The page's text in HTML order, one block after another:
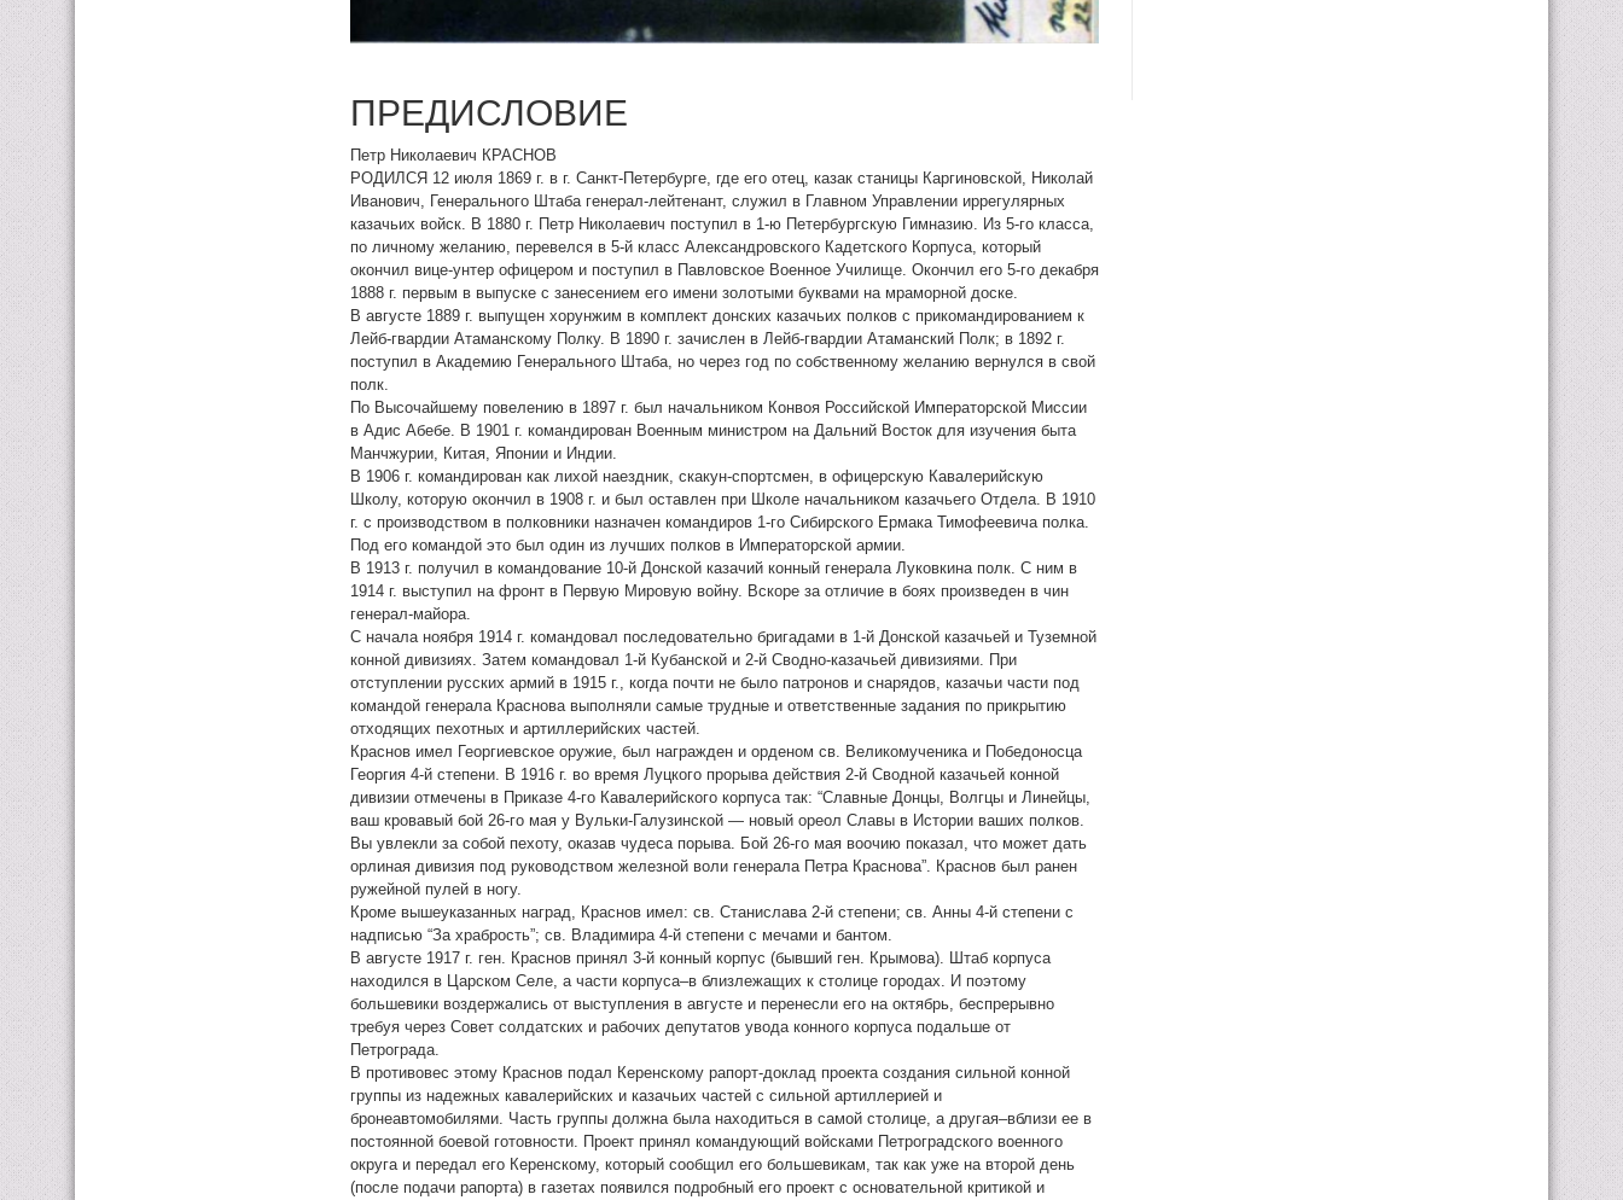
ПРЕДИСЛОВИЕ
Петр Николаевич КРАСНОВ
РОДИЛСЯ 12 июля 1869 г. в г. Санкт-Петербурге, где его отец, казак станицы Каргиновской, Николай
Иванович, Генерального Штаба генерал-лейтенант, служил в Главном Управлении иррегулярных
казачьих войск. В 1880 г. Петр Николаевич поступил в 1-ю Петербургскую Гимназию. Из 5-го класса,
по личному желанию, перевелся в 5-й класс Александровского Кадетского Корпуса, который
окончил вице-унтер офицером и поступил в Павловское Военное Училище. Окончил его 5-го декабря
1888 г. первым в выпуске с занесением его имени золотыми буквами на мраморной доске.
В августе 1889 г. выпущен хорунжим в комплект донских казачьих полков с прикомандированием к
Лейб-гвардии Атаманскому Полку. В 1890 г. зачислен в Лейб-гвардии Атаманский Полк; в 1892 г.
поступил в Академию Генерального Штаба, но через год по собственному желанию вернулся в свой
полк.
По Высочайшему повелению в 1897 г. был начальником Конвоя Российской Императорской Миссии
в Адис Абебе. В 1901 г. командирован Военным министром на Дальний Восток для изучения быта
Манчжурии, Китая, Японии и Индии.
В 1906 г. командирован как лихой наездник, скакун-спортсмен, в офицерскую Кавалерийскую
Школу, которую окончил в 1908 г. и был оставлен при Школе начальником казачьего Отдела. В 1910
г. с производством в полковники назначен командиров 1-го Сибирского Ермака Тимофеевича полка.
Под его командой это был один из лучших полков в Императорской армии.
В 1913 г. получил в командование 10-й Донской казачий конный генерала Луковкина полк. С ним в
1914 г. выступил на фронт в Первую Мировую войну. Вскоре за отличие в боях произведен в чин
генерал-майора.
С начала ноября 1914 г. командовал последовательно бригадами в 1-й Донской казачьей и Туземной
конной дивизиях. Затем командовал 1-й Кубанской и 2-й Сводно-казачьей дивизиями. При
отступлении русских армий в 1915 г., когда почти не было патронов и снарядов, казачьи части под
командой генерала Краснова выполняли самые трудные и ответственные задания по прикрытию
отходящих пехотных и артиллерийских частей.
Краснов имел Георгиевское оружие, был награжден и орденом св. Великомученика и Победоносца
Георгия 4-й степени. В 1916 г. во время Луцкого прорыва действия 2-й Сводной казачьей конной
дивизии отмечены в Приказе 4-го Кавалерийского корпуса так: “Славные Донцы, Волгцы и Линейцы,
ваш кровавый бой 26-го мая у Вульки-Галузинской — новый ореол Славы в Истории ваших полков.
Вы увлекли за собой пехоту, оказав чудеса порыва. Бой 26-го мая воочию показал, что может дать
орлиная дивизия под руководством железной воли генерала Петра Краснова”. Краснов был ранен
ружейной пулей в ногу.
Кроме вышеуказанных наград, Краснов имел: св. Станислава 2-й степени; св. Анны 4-й степени с
надписью “За храбрость”; св. Владимира 4-й степени с мечами и бантом.
В августе 1917 г. ген. Краснов принял 3-й конный корпус (бывший ген. Крымова). Штаб корпуса
находился в Царском Селе, а части корпуса–в близлежащих к столице городах. И поэтому
большевики воздержались от выступления в августе и перенесли его на октябрь, беспрерывно
требуя через Совет солдатских и рабочих депутатов увода конного корпуса подальше от
Петрограда.
В противовес этому Краснов подал Керенскому рапорт-доклад проекта создания сильной конной
группы из надежных кавалерийских и казачьих частей с сильной артиллерией и
бронеавтомобилями. Часть группы должна была находиться в самой столице, а другая–вблизи ее в
постоянной боевой готовности. Проект принял командующий войсками Петроградского военного
округа и передал его Керенскому, который сообщил его большевикам, так как уже на второй день
(после подачи рапорта) в газетах появился подробный его проект с основательной критикой и